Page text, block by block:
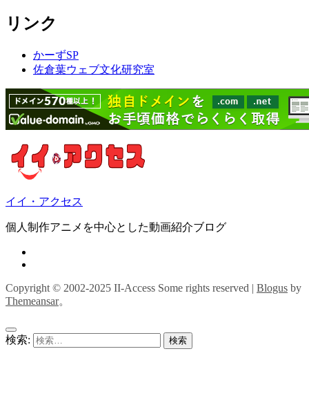
リンク
かーずSP
佐倉葉ウェブ文化研究室
イイ・アクセス
個人制作アニメを中心とした動画紹介ブログ
Copyright © 2002-2025 II-Access Some rights reserved | Blogus by
Themeansar。
検索: